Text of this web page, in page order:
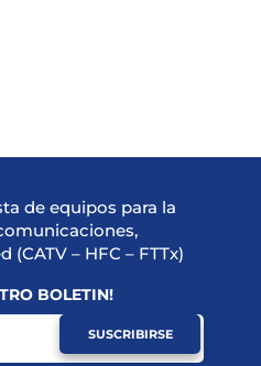
de equipos para la
(CATV – HFC – FTTx)
BOLETIN!
SUSCRIBIRSE